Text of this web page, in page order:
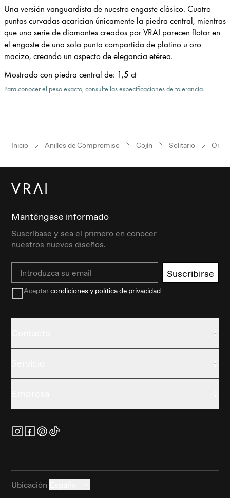
Una versión vanguardista de nuestro engaste clásico. Cuatro
puntas curvadas acarician únicamente la piedra central, mientras
que una serie de diamantes creados por VRAI parecen flotar en
el engaste de una sola punta compartida de platino u oro
macizo, creando un aspecto de elegancia etérea.
Mostrado con piedra central de: 1,5 ct
Para conocer el peso exacto, consulte las especificaciones de tolerancia.
Inicio Anillos de Compromiso Cojín Solitario Oro
Manténgase informado
Suscríbase y sea el primero en conocer
nuestros nuevos diseños.
Email Suscribirse
Aceptarcondiciones y política de privacidad
Ubicación